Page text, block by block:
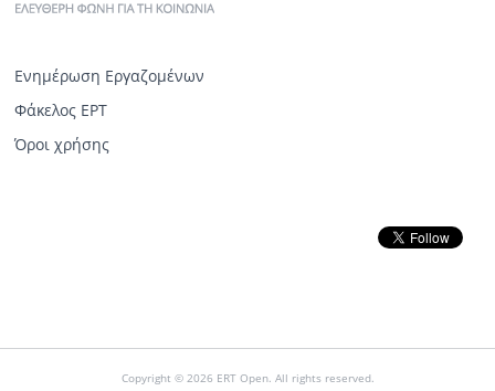
Ενημέρωση Εργαζομένων
Φάκελος ΕΡΤ
Όροι χρήσης
Copyright © 2026 ERT Open. All rights reserved.